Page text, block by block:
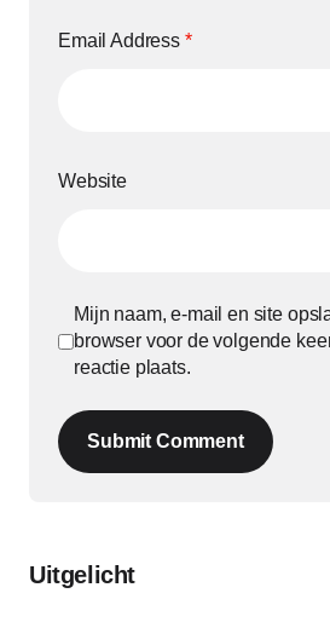
Email Address *
Website
Mijn naam, e-mail en site
browser voor de volgende
reactie plaats.
Submit Comment
Uitgelicht